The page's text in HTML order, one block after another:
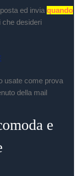
ed invia quando
che desideri
usate come prova
della mail
e